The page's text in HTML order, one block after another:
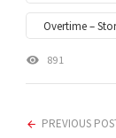
Overtime –
891
PREVIOUS